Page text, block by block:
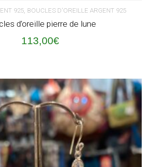
925 BOUCLES D'OREILLE ARGENT 925
d’oreille pierre de lune
113,00€